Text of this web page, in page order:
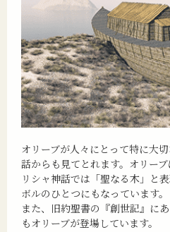
オリーブが人々にとって特に大
話からも見てとれます。オリー
リシャ神話では「聖なる木」と
ボルのひとつにもなっています。
また、旧約聖書の『創世記』に
もオリーブが登場しています。